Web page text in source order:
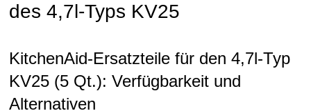
des 4,7l-Typs KV25
KitchenAid-Ersatzteile für den 4,7l-Typ
KV25 (5 Qt.): Verfügbarkeit und
Alternativen